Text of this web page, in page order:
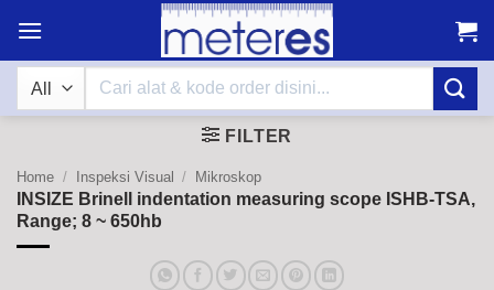
content
Search
FILTER
Home / Inspeksi Visual / Mikroskop
INSIZE Brinell indentation measuring scope ISHB-TSA,
Range; 8 ~ 650hb